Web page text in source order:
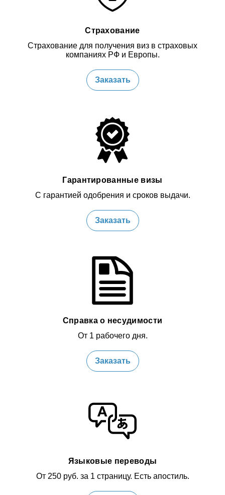
Страхование
Страхование для получения виз в страховых
компаниях РФ и Европы.
Заказать
Гарантированные визы
С гарантией одобрения и сроков выдачи.
Заказать
Справка о несудимости
От 1 рабочего дня.
Заказать
Языковые переводы
От 250 руб. за 1 страницу. Есть апостиль.